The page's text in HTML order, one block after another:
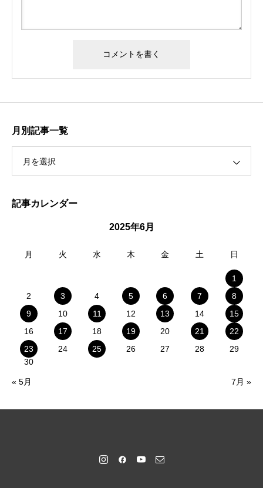
月別記事一覧
月を選択
記事カレンダー
2025年6月
月 火 水 木 金 土 日
1
2
3 4 5 6 7
8
9
10 11 12 13 14
15
16
17 18 19 20 21
22
23
24 25 26 27 28
29
30
« 5月 7月 »